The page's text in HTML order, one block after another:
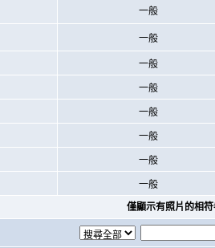
一般
一般
一般
一般
一般
一般
一般
一般
僅顯示有照片的相符